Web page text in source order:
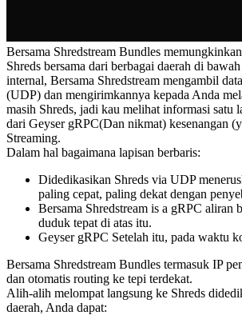
Bersama Shredstream Bundles
Shreds bersama dari berbagai daerah di
internal, Bersama Shredstream mengambil
(UDP) dan mengirimkannya kepada Anda
masih Shreds, jadi kau melihat informasi satu
dari Geyser gRPC(Dan nikmat) kesenangan
Streaming.
Dalam hal bagaimana lapisan berbaris:
Didedikasikan Shreds via UDP
paling cepat, paling dekat dengan
Bersama Shredstream is a gRPC aliran
duduk tepat di atas itu.
Geyser gRPC Setelah itu, pada waktu
Bersama Shredstream Bundles termasuk IP
dan otomatis routing ke tepi terdekat.
Alih-alih melompat langsung ke Shreds
daerah, Anda dapat: